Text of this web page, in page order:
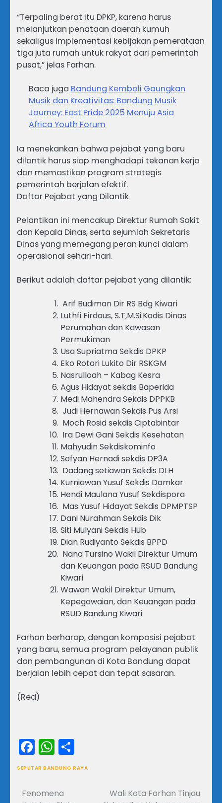
“Terpaling berat itu DPKP, karena harus
melanjutkan penataan daerah kumuh
sekaligus implementasi kebijakan pemerataan
tiga juta rumah untuk rakyat dari pemerintah
pusat,” jelas Farhan.
Baca juga Bandung Kembali Gaungkan
Musik dan Kreativitas: Bandung Musik
Journey: East Pride 2025 Menuju Asia
Africa Youth Forum
Ia menekankan bahwa pejabat yang baru
dilantik harus siap menghadapi tekanan kerja
dan memastikan program strategis
pemerintah berjalan efektif.
Daftar Pejabat yang Dilantik
Pelantikan ini mencakup Direktur Rumah Sakit
dan Kepala Dinas, serta sejumlah Sekretaris
Dinas yang memegang peran kunci dalam
operasional sehari-hari.
Berikut adalah daftar pejabat yang dilantik:
Arif Budiman Dir RS Bdg Kiwari
Luthfi Firdaus, S.T,M.Si.Kadis Dinas
Perumahan dan Kawasan
Permukiman
Usa Supriatma Sekdis DPKP
Eko Rotari Lukito Dir RSKGM
Nasrulloah – Kabag Kesra
Agus Hidayat sekdis Baperida
Medi Mahendra Sekdis DPPKB
Judi Hernawan Sekdis Pus Arsi
Moch Rosid sekdis Ciptabintar
Ira Dewi Gani Sekdis Kesehatan
Mahyudin Sekdiskominfo
Sofyan Hernadi sekdis DP3A
Dadang setiawan Sekdis DLH
Kurniawan Yusuf Sekdis Damkar
Hendi Maulana Yusuf Sekdispora
Mas Yusuf Hidayat Sekdis DPMPTSP
Dani Nurahman Sekdis Dik
Siti Mulyani Sekdis Hub
Dian Rudiyanto Sekdis BPPD
Nana Tursino Wakil Direktur Umum
dan Keuangan pada RSUD Bandung
Kiwari
Wawan Wakil Direktur Umum,
Kepegawaian, dan Keuangan pada
RSUD Bandung Kiwari
Farhan berharap, dengan komposisi pejabat
yang baru, semua program pelayanan publik
dan pembangunan di Kota Bandung dapat
berjalan lebih cepat dan tepat sasaran.
(Red)
Facebook
WhatsApp
SEPUTAR BANDUNG RAYA
Navigasi
Fenomena
Wali Kota Farhan Tinjau